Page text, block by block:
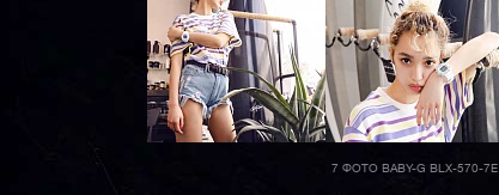
7 ФОТО BABY-G BLX-570-7E